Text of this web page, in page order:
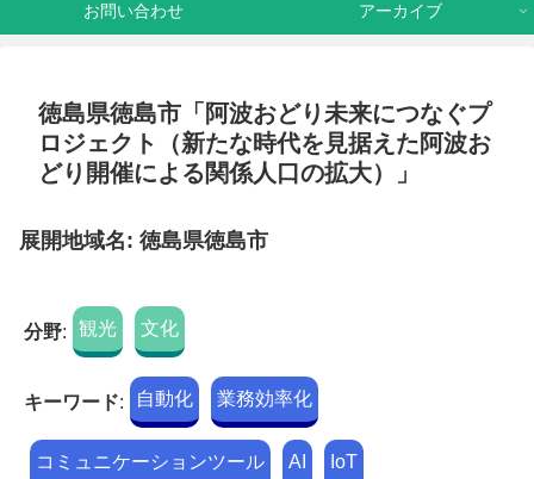
お問い合わせ アーカイブ
徳島県徳島市「阿波おどり未来につなぐプ
ロジェクト（新たな時代を見据えた阿波お
どり開催による関係人口の拡大）」
展開地域名: 徳島県徳島市
分野: 観光 文化
キーワード: 自動化 業務効率化
コミュニケーションツール AI IoT